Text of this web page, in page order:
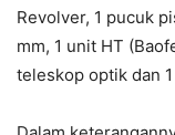
Revolver, 1 pucuk
mm, 1 unit HT
teleskop optik dan